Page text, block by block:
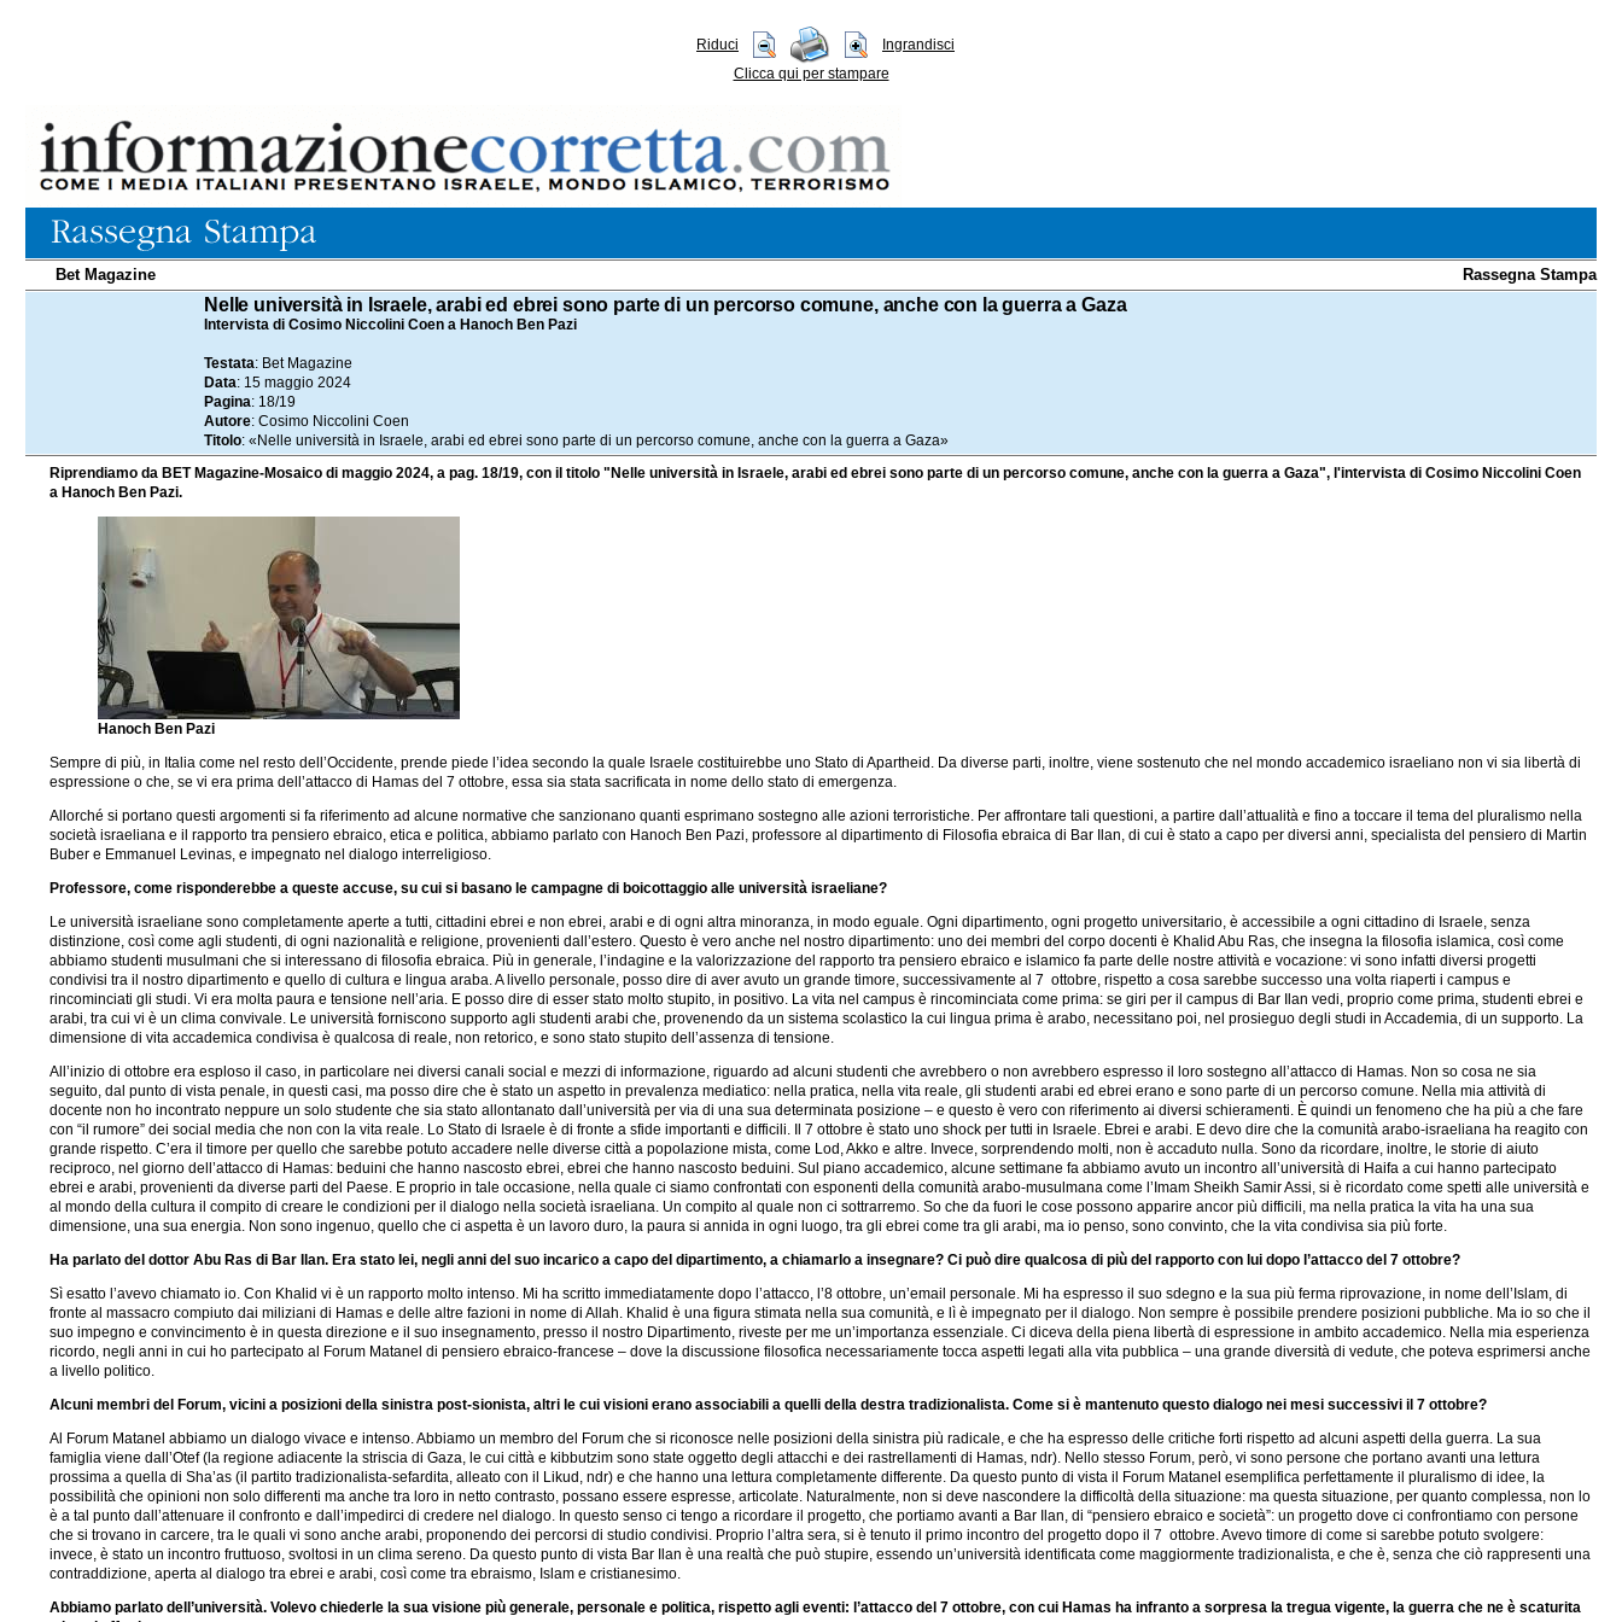
Riduci
Ingrandisci
Clicca qui per stampare
Bet Magazine Rassegna Stampa
Nelle università in Israele, arabi ed ebrei sono parte di un percorso comune, anche con la guerra a Gaza
Intervista di Cosimo Niccolini Coen a Hanoch Ben Pazi
Testata: Bet Magazine
Data: 15 maggio 2024
Pagina: 18/19
Autore: Cosimo Niccolini Coen
Titolo: «Nelle università in Israele, arabi ed ebrei sono parte di un percorso comune, anche con la guerra a Gaza»
Riprendiamo da BET Magazine-Mosaico di maggio 2024, a pag. 18/19, con il titolo "Nelle università in Israele, arabi ed ebrei sono parte di un percorso comune, anche con la guerra a Gaza", l'intervista di Cosimo Niccolini Coen
a Hanoch Ben Pazi.
Hanoch Ben Pazi
Sempre di più, in Italia come nel resto dell’Occidente, prende piede l’idea secondo la quale Israele costituirebbe uno Stato di Apartheid. Da diverse parti, inoltre, viene sostenuto che nel mondo accademico israeliano non vi sia libertà di
espressione o che, se vi era prima dell’attacco di Hamas del 7 ottobre, essa sia stata sacrificata in nome dello stato di emergenza.
Allorché si portano questi argomenti si fa riferimento ad alcune normative che sanzionano quanti esprimano sostegno alle azioni terroristiche. Per affrontare tali questioni, a partire dall’attualità e fino a toccare il tema del pluralismo nella
società israeliana e il rapporto tra pensiero ebraico, etica e politica, abbiamo parlato con Hanoch Ben Pazi, professore al dipartimento di Filosofia ebraica di Bar Ilan, di cui è stato a capo per diversi anni, specialista del pensiero di Martin
Buber e Emmanuel Levinas, e impegnato nel dialogo interreligioso.
Professore, come risponderebbe a queste accuse, su cui si basano le campagne di boicottaggio alle università israeliane?
Le università israeliane sono completamente aperte a tutti, cittadini ebrei e non ebrei, arabi e di ogni altra minoranza, in modo eguale. Ogni dipartimento, ogni progetto universitario, è accessibile a ogni cittadino di Israele, senza
distinzione, così come agli studenti, di ogni nazionalità e religione, provenienti dall’estero. Questo è vero anche nel nostro dipartimento: uno dei membri del corpo docenti è Khalid Abu Ras, che insegna la filosofia islamica, così come
abbiamo studenti musulmani che si interessano di filosofia ebraica. Più in generale, l’indagine e la valorizzazione del rapporto tra pensiero ebraico e islamico fa parte delle nostre attività e vocazione: vi sono infatti diversi progetti
condivisi tra il nostro dipartimento e quello di cultura e lingua araba. A livello personale, posso dire di aver avuto un grande timore, successivamente al 7 ottobre, rispetto a cosa sarebbe successo una volta riaperti i campus e
rincominciati gli studi. Vi era molta paura e tensione nell’aria. E posso dire di esser stato molto stupito, in positivo. La vita nel campus è rincominciata come prima: se giri per il campus di Bar Ilan vedi, proprio come prima, studenti ebrei e
arabi, tra cui vi è un clima convivale. Le università forniscono supporto agli studenti arabi che, provenendo da un sistema scolastico la cui lingua prima è arabo, necessitano poi, nel prosieguo degli studi in Accademia, di un supporto. La
dimensione di vita accademica condivisa è qualcosa di reale, non retorico, e sono stato stupito dell’assenza di tensione.
All’inizio di ottobre era esploso il caso, in particolare nei diversi canali social e mezzi di informazione, riguardo ad alcuni studenti che avrebbero o non avrebbero espresso il loro sostegno all’attacco di Hamas. Non so cosa ne sia
seguito, dal punto di vista penale, in questi casi, ma posso dire che è stato un aspetto in prevalenza mediatico: nella pratica, nella vita reale, gli studenti arabi ed ebrei erano e sono parte di un percorso comune. Nella mia attività di
docente non ho incontrato neppure un solo studente che sia stato allontanato dall’università per via di una sua determinata posizione – e questo è vero con riferimento ai diversi schieramenti. È quindi un fenomeno che ha più a che fare
con “il rumore” dei social media che non con la vita reale. Lo Stato di Israele è di fronte a sfide importanti e difficili. Il 7 ottobre è stato uno shock per tutti in Israele. Ebrei e arabi. E devo dire che la comunità arabo-israeliana ha reagito con
grande rispetto. C’era il timore per quello che sarebbe potuto accadere nelle diverse città a popolazione mista, come Lod, Akko e altre. Invece, sorprendendo molti, non è accaduto nulla. Sono da ricordare, inoltre, le storie di aiuto
reciproco, nel giorno dell’attacco di Hamas: beduini che hanno nascosto ebrei, ebrei che hanno nascosto beduini. Sul piano accademico, alcune settimane fa abbiamo avuto un incontro all’università di Haifa a cui hanno partecipato
ebrei e arabi, provenienti da diverse parti del Paese. E proprio in tale occasione, nella quale ci siamo confrontati con esponenti della comunità arabo-musulmana come l’Imam Sheikh Samir Assi, si è ricordato come spetti alle università e
al mondo della cultura il compito di creare le condizioni per il dialogo nella società israeliana. Un compito al quale non ci sottrarremo. So che da fuori le cose possono apparire ancor più difficili, ma nella pratica la vita ha una sua
dimensione, una sua energia. Non sono ingenuo, quello che ci aspetta è un lavoro duro, la paura si annida in ogni luogo, tra gli ebrei come tra gli arabi, ma io penso, sono convinto, che la vita condivisa sia più forte.
Ha parlato del dottor Abu Ras di Bar Ilan. Era stato lei, negli anni del suo incarico a capo del dipartimento, a chiamarlo a insegnare? Ci può dire qualcosa di più del rapporto con lui dopo l’attacco del 7 ottobre?
Sì esatto l’avevo chiamato io. Con Khalid vi è un rapporto molto intenso. Mi ha scritto immediatamente dopo l’attacco, l’8 ottobre, un’email personale. Mi ha espresso il suo sdegno e la sua più ferma riprovazione, in nome dell’Islam, di
fronte al massacro compiuto dai miliziani di Hamas e delle altre fazioni in nome di Allah. Khalid è una figura stimata nella sua comunità, e lì è impegnato per il dialogo. Non sempre è possibile prendere posizioni pubbliche. Ma io so che il
suo impegno e convincimento è in questa direzione e il suo insegnamento, presso il nostro Dipartimento, riveste per me un’importanza essenziale. Ci diceva della piena libertà di espressione in ambito accademico. Nella mia esperienza
ricordo, negli anni in cui ho partecipato al Forum Matanel di pensiero ebraico-francese – dove la discussione filosofica necessariamente tocca aspetti legati alla vita pubblica – una grande diversità di vedute, che poteva esprimersi anche
a livello politico.
Alcuni membri del Forum, vicini a posizioni della sinistra post-sionista, altri le cui visioni erano associabili a quelli della destra tradizionalista. Come si è mantenuto questo dialogo nei mesi successivi il 7 ottobre?
Al Forum Matanel abbiamo un dialogo vivace e intenso. Abbiamo un membro del Forum che si riconosce nelle posizioni della sinistra più radicale, e che ha espresso delle critiche forti rispetto ad alcuni aspetti della guerra. La sua
famiglia viene dall’Otef (la regione adiacente la striscia di Gaza, le cui città e kibbutzim sono state oggetto degli attacchi e dei rastrellamenti di Hamas, ndr). Nello stesso Forum, però, vi sono persone che portano avanti una lettura
prossima a quella di Sha’as (il partito tradizionalista-sefardita, alleato con il Likud, ndr) e che hanno una lettura completamente differente. Da questo punto di vista il Forum Matanel esemplifica perfettamente il pluralismo di idee, la
possibilità che opinioni non solo differenti ma anche tra loro in netto contrasto, possano essere espresse, articolate. Naturalmente, non si deve nascondere la difficoltà della situazione: ma questa situazione, per quanto complessa, non lo
è a tal punto dall’attenuare il confronto e dall’impedirci di credere nel dialogo. In questo senso ci tengo a ricordare il progetto, che portiamo avanti a Bar Ilan, di “pensiero ebraico e società”: un progetto dove ci confrontiamo con persone
che si trovano in carcere, tra le quali vi sono anche arabi, proponendo dei percorsi di studio condivisi. Proprio l’altra sera, si è tenuto il primo incontro del progetto dopo il 7 ottobre. Avevo timore di come si sarebbe potuto svolgere:
invece, è stato un incontro fruttuoso, svoltosi in un clima sereno. Da questo punto di vista Bar Ilan è una realtà che può stupire, essendo un’università identificata come maggiormente tradizionalista, e che è, senza che ciò rappresenti una
contraddizione, aperta al dialogo tra ebrei e arabi, così come tra ebraismo, Islam e cristianesimo.
Abbiamo parlato dell’università. Volevo chiederle la sua visione più generale, personale e politica, rispetto agli eventi: l’attacco del 7 ottobre, con cui Hamas ha infranto a sorpresa la tregua vigente, la guerra che ne è scaturita